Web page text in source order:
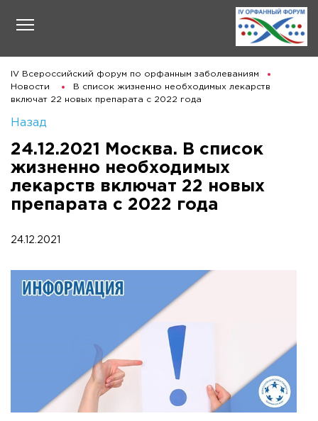
IV Всероссийский форум по орфанным заболеваниям
Новости
В список жизненно необходимых лекарств
включат 22 новых препарата с 2022 года
Назад
24.12.2021 Москва. В список
жизненно необходимых
лекарств включат 22 новых
препарата с 2022 года
24.12.2021